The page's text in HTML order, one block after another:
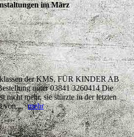
im März
der KMS, FÜR KINDER AB
unter 03841 3260414 Die
nicht mehr, sie stürzte in der letzten
von...mehr